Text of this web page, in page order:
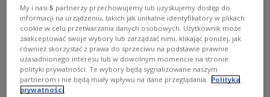
Chiński przywódca Xi Jinping Gil Corzo/Shutterstock
Bunt Grupy Wagnera w ubiegły weekend pokazał,
jak chaos w trakcie wojny osłabia pozycję
potężnych przywódców, co zdaniem komentatorów
"Japan Times", może zmniejszyć
prawdopodobieństwo, że chińscy przywódcy
My i nasi5 partnerzy przechowujemy lub uzyskujemy dostęp do
informacji na urządzeniu, takich jak unikalne identyfikatory w plikach
cookie w celu przetwarzania danych osobowych. Użytkownik może
zaakceptować swoje wybory lub zarządzać nimi, klikając poniżej, jak
również skorzystać z prawa do sprzeciwu na podstawie prawnie
uzasadnionego interesu lub w dowolnym momencie na stronie
polityki prywatności. Te wybory będą sygnalizowane naszym
partnerom i nie będą miały wpływu na dane przeglądania.
Polityka
prywatności